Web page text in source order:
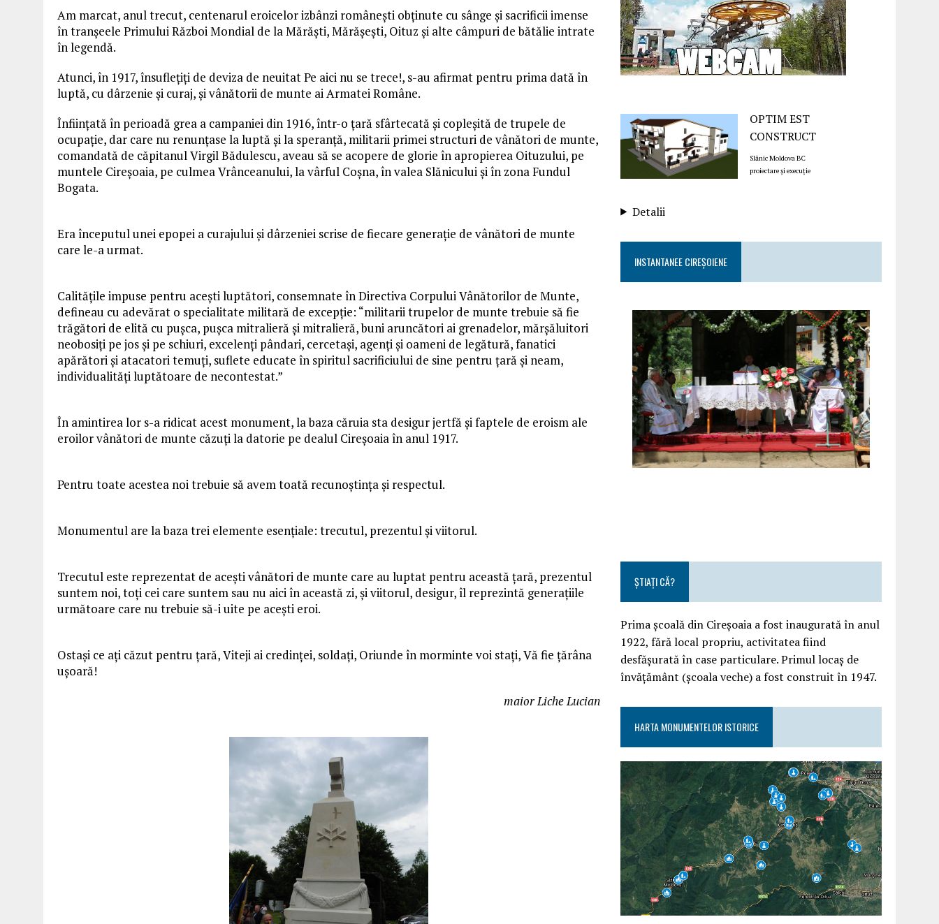
Am marcat, anul trecut, centenarul eroicelor izbânzi românești obținute cu sânge și sacrificii imense
în tranșeele Primului Război Mondial de la Mărăști, Mărășești, Oituz și alte câmpuri debătălie intrate
în legendă.
Atunci, în 1917, însuflețiți de deviza de neuitat Pe aici nu se trece!, s-au afirmat pentru prima dată în
luptă, cu dârzenie și curaj, și vânătorii de munte ai Armatei Române.
Înființată în perioadă grea a campaniei din 1916, într-o țară sfârtecată și copleșită de trupele de
ocupație, dar care nu renunțase la luptă și la speranță, militarii primei structuri de vânători de munte,
comandată de căpitanul Virgil Bădulescu, aveau să se acopere de glorie în apropierea Oituzului, pe
muntele Cireşoaia, pe culmea Vrânceanului, la vârful Coşna, în valea Slănicului şi în zona Fundul
Bogata.
Era începutul unei epopei a curajului și dârzeniei scrise de fiecare generație de vânători de munte
care le-a urmat.
Calitățile impuse pentru acești luptători, consemnate în Directiva Corpului Vânătorilor de Munte,
defineau cu adevărat o specialitate militară de excepție: “militarii trupelor de munte trebuie să fie
trăgători de elită cu puşca, puşca mitralieră şi mitralieră, buni aruncători ai grenadelor, mărşăluitori
neobosiţi pe jos şi pe schiuri, excelenţi pândari, cercetaşi, agenţi şi oameni de legătură, fanatici
apărători şi atacatori temuţi, suflete educate în spiritul sacrificiului de sine pentru ţară şi neam,
individualităţi luptătoare de necontestat.”
În amintirea lor s-a ridicat acest monument, la baza căruia sta desigur jertfă şi faptele de eroism ale
eroilorvânători de munte căzuţi la datorie pe dealul Cireşoaiaîn anul 1917.
Pentru toate acestea noi trebuie să avem toată recunoştinţa şi respectul.
Monumentul are la baza trei elemente esenţiale: trecutul, prezentul şi viitorul.
Trecutul este reprezentat de aceştivânători de munte care au luptat pentru această ţară, prezentul
suntem noi, toţi cei care suntem sau nu aici în această zi, şi viitorul, desigur, îl reprezintă generaţiile
următoare care nu trebuie să-i uite pe aceşti eroi.
Ostaşi ce aţi căzut pentru ţară, Viteji ai credinţei, soldaţi, Oriunde în morminte voi staţi, Vă fie ţărâna
uşoară!
maior Liche Lucian
OPTIM EST
CONSTRUCT
Slănic Moldova BC
proiectare și execuție
Detalii
INSTANTANEE CIREȘOIENE
ȘTIAȚI CĂ?
Prima școală din Cireșoaia a fost inaugurată în anul
1922, fără local propriu, activitatea fiind
desfășurată în case particulare. Primul locaș de
învățământ (școala veche) a fost construit în 1947.
HARTA MONUMENTELOR ISTORICE